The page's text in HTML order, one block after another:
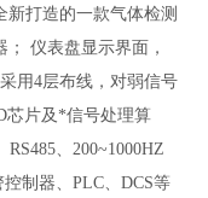
打造的一款气体检测
仪表盘显示界面，
用4层布线，对弱信号
芯片及*信号处理算
、200~1000HZ
制器、PLC、DCS等